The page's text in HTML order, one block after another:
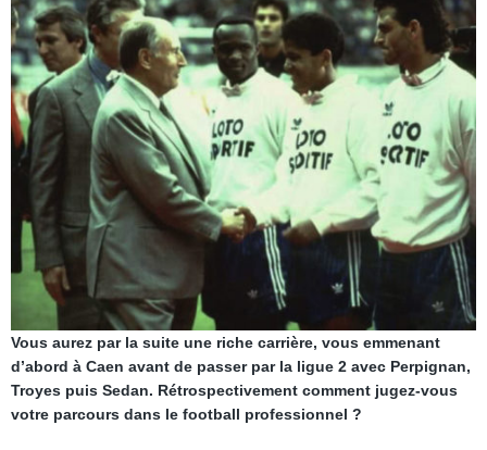
Vous aurez par la suite une riche carrière, vous emmenant
d’abord à Caen avant de passer par la ligue 2 avec Perpignan,
Troyes puis Sedan. Rétrospectivement comment jugez-vous
votre parcours dans le football professionnel ?